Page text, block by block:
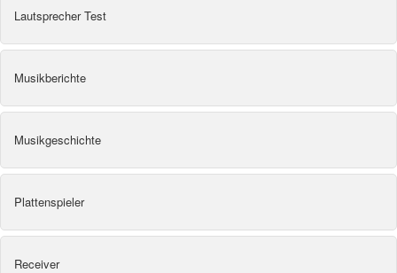
Lautsprecher Test
Musikberichte
Musikgeschichte
Plattenspieler
Receiver